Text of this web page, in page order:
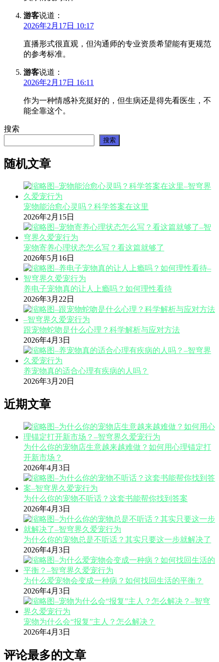
游客说道：
2026年2月17日 10:17
直播形式很直观，但沟通师的专业资质希望能有更规范
的参考标准。
游客说道：
2026年2月17日 16:11
作为一种情感补充挺好的，但生病还是得先看医生，不
能全靠这个。
搜索
搜索
随机文章
宠物能治愈心灵吗？科学答案在这里
2026年2月15日
宠物寄养心理状态怎么写？看这篇就够了
2026年5月16日
养电子宠物真的让人上瘾吗？如何理性看待
2026年3月22日
跟宠物蛇吻是什么心理？科学解析与应对方法
2026年4月3日
养宠物真的适合心理有疾病的人吗？
2026年3月20日
近期文章
为什么你的宠物店生意越来越难做？如何用心理锚定打
开新市场？
2026年4月3日
为什么你的宠物不听话？这套书能帮你找到答案
2026年4月3日
为什么你的宠物总是不听话？其实只要这一步就解决了
2026年4月3日
为什么爱宠物会变成一种病？如何找回生活的平衡？
2026年4月3日
宠物为什么会“报复”主人？怎么解决？
2026年4月3日
评论最多的文章